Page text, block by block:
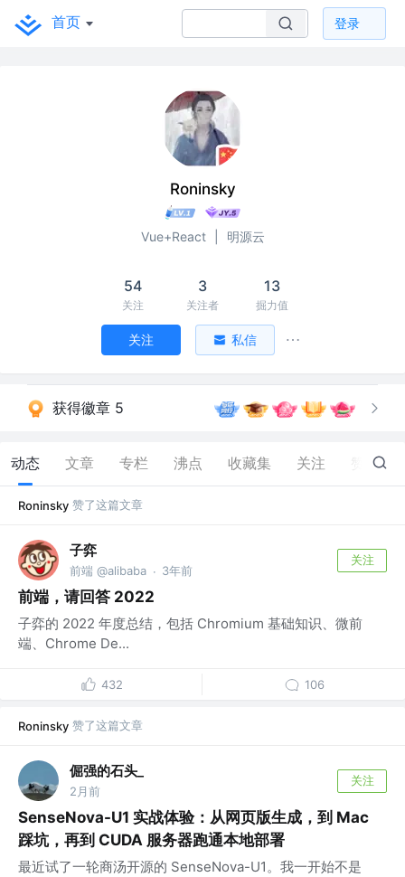
首页 登录
Roninsky
Vue+React 明源云
54
关注
3
关注者
13
掘力值
关注 私信
获得徽章 5
动态 文章 专栏 沸点 收藏集 关注 44
Roninsky 赞了这篇文章
子弈
前端 @alibaba · 3年前
关注
前端，请回答 2022
子弈的 2022 年度总结，包括 Chromium 基础知识、微前
端、Chrome De...
432 106
Roninsky 赞了这篇文章
倔强的石头_
2月前
关注
SenseNova-U1 实战体验：从网页版生成，到 Mac
踩坑，再到 CUDA 服务器跑通本地部署
最近试了一轮商汤开源的 SenseNova-U1。我一开始不是